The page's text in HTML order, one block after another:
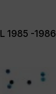
1985 -1986